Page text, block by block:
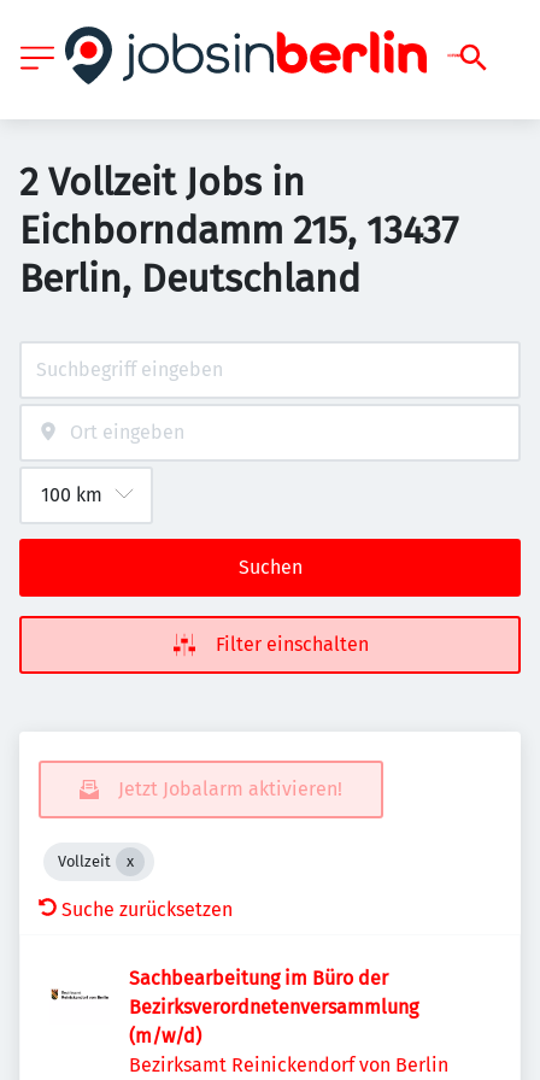
2 Vollzeit Jobs in
Eichborndamm 215, 13437
Berlin, Deutschland
Suchen
Filter einschalten
Jetzt Jobalarm aktivieren!
Vollzeit
Suche zurücksetzen
Sachbearbeitung im Büro der
Bezirksverordnetenversammlung
(m/w/d)
Bezirksamt Reinickendorf von Berlin